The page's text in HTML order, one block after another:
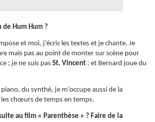
Hum Hum ?
et moi, j’écris les textes et je chante. Je
mais pas au point de monter sur scène pour
; je ne suis pas St. Vincent ; et Bernard joue du
du synthé, je m’occupe aussi de la
chœurs de temps en temps.
au film « Parenthèse » ? Faire de la